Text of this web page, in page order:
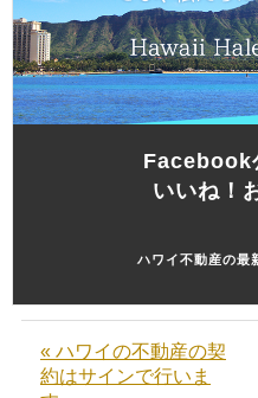
Facebook
いいね！
ハワイ不動産の最
« ハワイの不動産の契
約はサインで行いま